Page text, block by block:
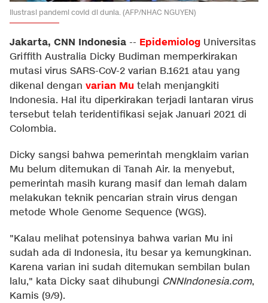
Ilustrasi pandemi covid di dunia. (AFP/NHAC NGUYEN)
Jakarta, CNN Indonesia -- Epidemiolog Universitas
Griffith Australia Dicky Budiman memperkirakan
mutasi virus SARS-CoV-2 varian B.1621 atau yang
dikenal dengan varian Mu telah menjangkiti
Indonesia. Hal itu diperkirakan terjadi lantaran virus
tersebut telah teridentifikasi sejak Januari 2021 di
Colombia.
Dicky sangsi bahwa pemerintah mengklaim varian
Mu belum ditemukan di Tanah Air. Ia menyebut,
pemerintah masih kurang masif dan lemah dalam
melakukan teknik pencarian strain virus dengan
metode Whole Genome Sequence (WGS).
"Kalau melihat potensinya bahwa varian Mu ini
sudah ada di Indonesia, itu besar ya kemungkinan.
Karena varian ini sudah ditemukan sembilan bulan
lalu," kata Dicky saat dihubungi CNNIndonesia.com,
Kamis (9/9).